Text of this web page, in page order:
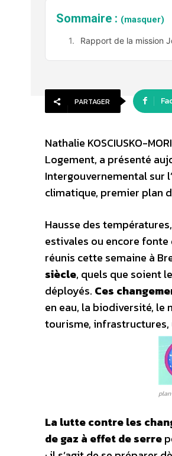
Sommaire : (masquer)
Rapport de la mission
PARTAGER
Nathalie KOSCIUSKO-
Logement, a présenté
Intergouvernemental sur
climatique, premier plan
Hausse des
estivales ou encore fonte
réunis cette semaine à
siècle, quels que soient
déployés. Ces
en eau, la biodiversité, le
tourisme, infrastructures,
La lutte contre les
de gaz à effet de serre